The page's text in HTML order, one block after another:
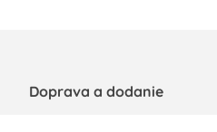
Doprava a dodanie